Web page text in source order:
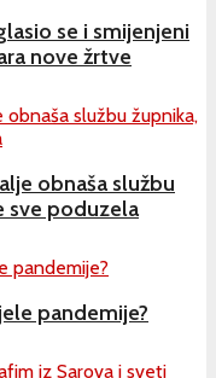
se i smijenjeni
nove žrtve
obnaša službu
sve poduzela
pandemije?